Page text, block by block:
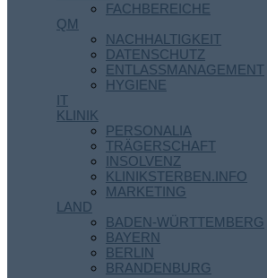
FACHBEREICHE
QM
NACHHALTIGKEIT
DATENSCHUTZ
ENTLASSMANAGEMENT
HYGIENE
IT
KLINIK
PERSONALIA
TRÄGERSCHAFT
INSOLVENZ
KLINIKSTERBEN.INFO
MARKETING
LAND
BADEN-WÜRTTEMBERG
BAYERN
BERLIN
BRANDENBURG